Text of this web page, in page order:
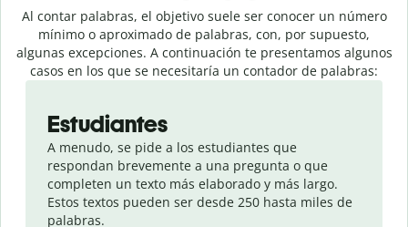
Al contar palabras, el objetivo suele ser conocer un número
mínimo o aproximado de palabras, con, por supuesto,
algunas excepciones. A continuación te presentamos algunos
casos en los que se necesitaría un contador de palabras:
Estudiantes
A menudo, se pide a los estudiantes que
respondan brevemente a una pregunta o que
completen un texto más elaborado y más largo.
Estos textos pueden ser desde 250 hasta miles de
palabras.